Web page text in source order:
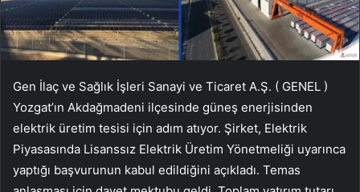
Gen İlaç ve Sağlık İşleri Sanayi ve Ticaret A.Ş. ( GENEL )
Yozgat’ın Akdağmadeni ilçesinde güneş enerjisinden
elektrik üretim tesisi için adım atıyor. Şirket, Elektrik
Piyasasında Lisanssız Elektrik Üretim Yönetmeliği uyarınca
yaptığı başvurunun kabul edildiğini açıkladı. Temas